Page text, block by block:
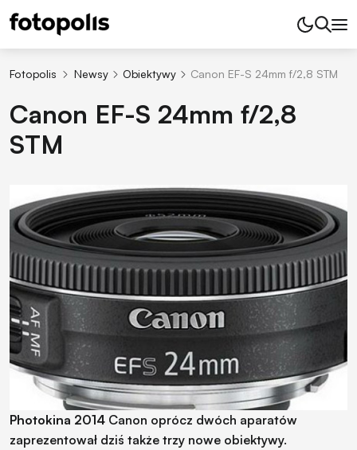
Fotopolis Newsy Obiektywy Canon EF-S 24mm f/2,8 STM
Canon EF-S 24mm f/2,8
STM
Photokina 2014 Canon oprócz dwóch aparatów
zaprezentował dziś także trzy nowe obiektywy.